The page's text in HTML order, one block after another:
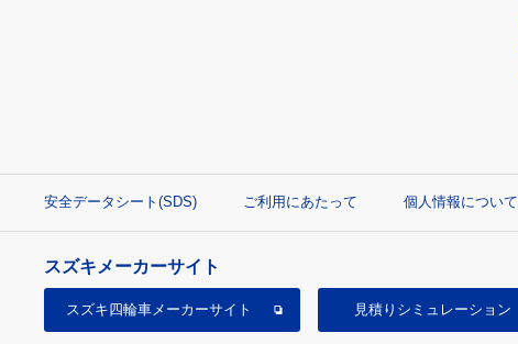
安全データシート(SDS) ご利用にあたって 個人情報について
スズキメーカーサイト
スズキ四輪車メーカーサイト 見積り シミュレーション